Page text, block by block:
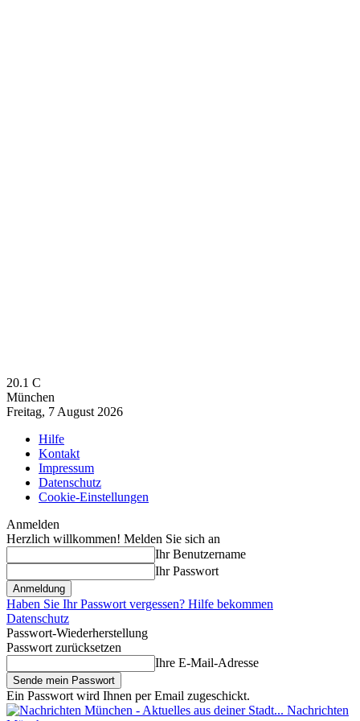
20.1 C
München
Freitag, 7 August 2026
Hilfe
Kontakt
Impressum
Datenschutz
Cookie-Einstellungen
Anmelden
Herzlich willkommen! Melden Sie sich an
Ihr Benutzername
Ihr Passwort
Haben Sie Ihr Passwort vergessen? Hilfe bekommen
Datenschutz
Passwort-Wiederherstellung
Passwort zurücksetzen
Ihre E-Mail-Adresse
Ein Passwort wird Ihnen per Email zugeschickt.
Nachrichten